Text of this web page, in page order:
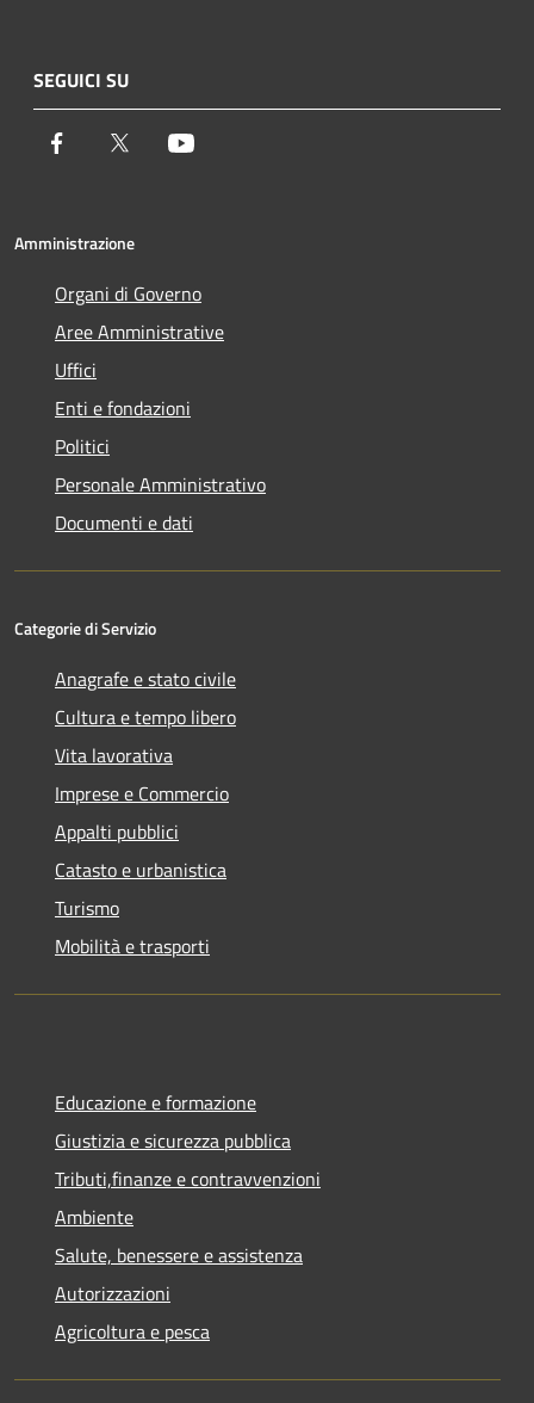
SEGUICI SU
Facebook Twitter
Amministrazione
Organi di Governo
Aree Amministrative
Uffici
Enti e fondazioni
Politici
Personale Amministrativo
Documenti e dati
Categorie di Servizio
Anagrafe e stato civile
Cultura e tempo libero
Vita lavorativa
Imprese e Commercio
Appalti pubblici
Catasto e urbanistica
Turismo
Mobilità e trasporti
Educazione e formazione
Giustizia e sicurezza pubblica
Tributi,finanze e contravvenzioni
Ambiente
Salute, benessere e assistenza
Autorizzazioni
Agricoltura e pesca